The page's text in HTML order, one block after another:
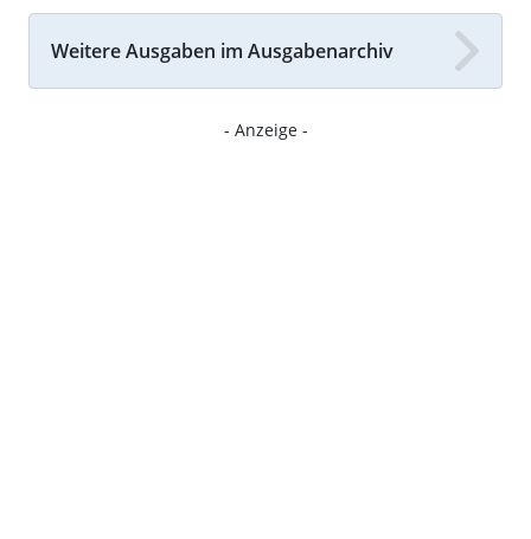
Weitere Ausgaben im Ausgabenarchiv
- Anzeige -